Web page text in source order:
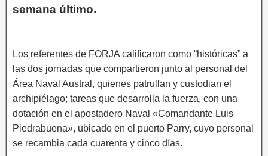
semana último.
Los referentes de FORJA calificaron como “históricas” a
las dos jornadas que compartieron junto al personal del
Área Naval Austral, quienes patrullan y custodian el
archipiélago; tareas que desarrolla la fuerza, con una
dotación en el apostadero Naval «Comandante Luis
Piedrabuena», ubicado en el puerto Parry, cuyo personal
se recambia cada cuarenta y cinco días.